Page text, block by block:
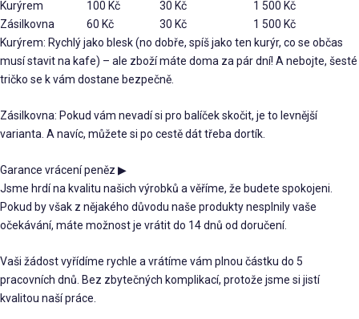
Kurýrem 100 Kč 30 Kč
1 500 Kč
Zásilkovna
60 Kč 30 Kč
1 500 Kč
Kurýrem: Rychlý jako blesk (no dobře, spíš jako ten kurýr, co se občas
musí stavit na kafe) – ale zboží máte doma za pár dní! A nebojte, šesté
tričko se k vám dostane bezpečně.
Zásilkovna: Pokud vám nevadí si pro balíček skočit, je to levnější
varianta. A navíc, můžete si po cestě dát třeba dortík.
Garance vrácení peněz ▶
Jsme hrdí na kvalitu našich výrobků a věříme, že budete spokojeni.
Pokud by však z nějakého důvodu naše produkty nesplnily vaše
očekávání, máte možnost je vrátit do 14 dnů od doručení.
Vaši žádost vyřídíme rychle a vrátíme vám plnou částku do 5
pracovních dnů. Bez zbytečných komplikací, protože jsme si jistí
kvalitou naší práce.